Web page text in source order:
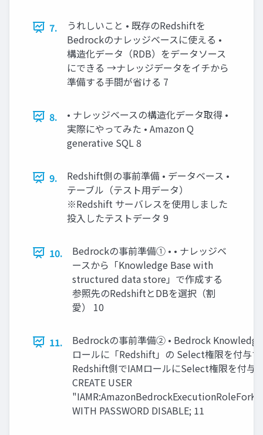
7.
うれしいこと • 既存のRedshiftを
Bedrockのナレッジベースに使える •
構造化データ（RDB）をデータソース
にできる →ナレッジデータをイチから
準備する手間が省ける 7
8.
• ナレッジベースの構造化データ取得 •
実際にやってみた • Amazon Q
generative SQL 8
9.
Redshift側の事前準備 • データベース •
テーブル（テスト用データ）
※Redshift サーバレスを使用しました
投入したテストデータ 9
10.
Bedrockの事前準備① • • ナレッジベ
ースから「Knowledge Base with
structured data store」で作成する
参照先のRedshiftとDBを選択（割
愛） 10
11.
Bedrockの事前準備② • Bedrock Knowledge
ロールに「Redshift」の Select権限を付与す
Redshift側でIAMロールにSelect権限を付与
CREATE USER
WITH PASSWORD DISABLE; 11